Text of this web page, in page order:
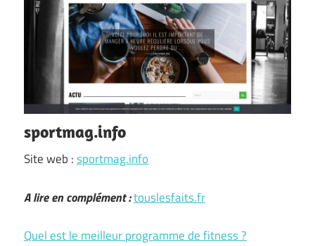
sportmag.info
Site web :sportmag.info
A lire en complément :touslesfaits.fr
Quel est le meilleur programme de fitness ?